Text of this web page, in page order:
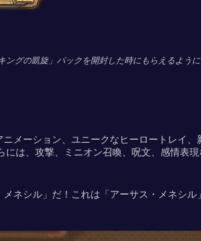
グの凱旋」パックを開封した時にもらえるように
メーション、ユニークなヒーロートレイ
は、攻撃、ミニオン召喚、呪文、感情表
ネシル」だ！これは「アーサス・メネシ